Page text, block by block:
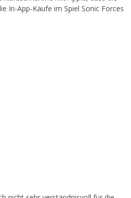
In-App-Käufe im Spiel Sonic Forces